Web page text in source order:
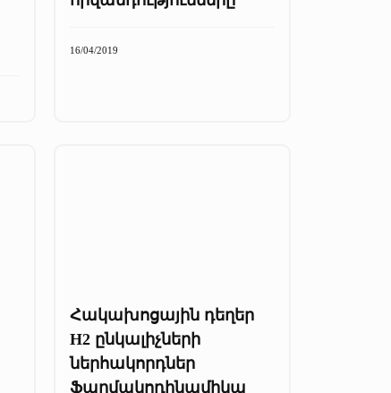
16/04/2019
Հակախոցային դեղեր
H2 ընկալիչների
ներհակորդներ
Ֆարմակոդինամիկա